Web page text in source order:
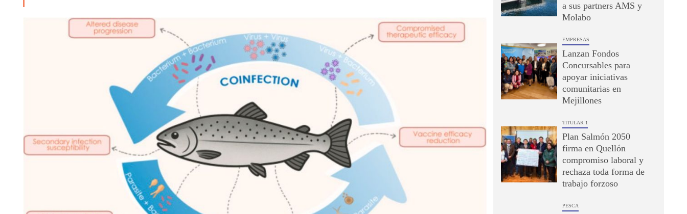
a sus partners AMS y
Molabo
EMPRESAS
Lanzan Fondos
Concursables para
apoyar iniciativas
comunitarias en
Mejillones
TITULAR 1
Plan Salmón 2050
firma en Quellón
compromiso laboral y
rechaza toda forma de
trabajo forzoso
PESCA